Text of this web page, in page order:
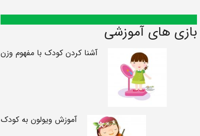
بازی های آموزشی
آشنا کردن کودک با مفهوم وزن
آموزش ویولون به کودک